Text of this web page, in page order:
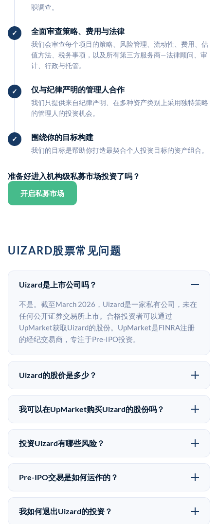
职调查。
全面审查策略、费用与法律
我们会审查每个项目的策略、风险管理、流动性、费用、估
值方法、税务事项，以及所有第三方服务商—法律顾问、审
计、行政与托管。
仅与纪律严明的管理人合作
我们只提供来自纪律严明、在多种资产类别上采用独特策略
的管理人的投资机会。
围绕你的目标构建
我们的目标是帮助你打造最契合个人投资目标的资产组合。
准备好进入机构级私募市场投资了吗？
开启私募市场
UIZARD股票常见问题
Uizard是上市公司吗？
不是。截至March 2026，Uizard是一家私有公司，未在
任何公开证券交易所上市。合格投资者可以通过
UpMarket获取Uizard的股份。UpMarket是FINRA注册
的经纪交易商，专注于Pre-IPO投资。
Uizard的股价是多少？
Uizard没有公开股价，因为它是一家私有公司。最近的
已知股价来自其最近一轮融资。 二级市场上的Pre-IPO
不同。
我可以在UpMarket购买Uizard的股份吗？
可以。合格投资者可以通过填写本页表单或在
upmarket.co创建账户来表达对Uizard股份的投资意向。
50,000美元。UpMarket是FINRA注册的经纪交易商，
自2019年以来已经纪超过5亿美元的另类投资。
投资Uizard有哪些风险？
Pre-IPO投资存在重大风险。Uizard的股份流动性低，意
味着没有公开市场可以快速出售。不存在确定的退出时
可能全部损失的准备。私有公司的估值在融资轮次之间
可能大幅波动。投资者应在投资前咨询其财务顾问并审
Pre-IPO交易是如何运作的？
在Pre-IPO交易中，合格投资者通过二级市场平台从现有
股东（如员工、早期投资者或其他持有人）处购买股
我如何退出Uizard的投资？